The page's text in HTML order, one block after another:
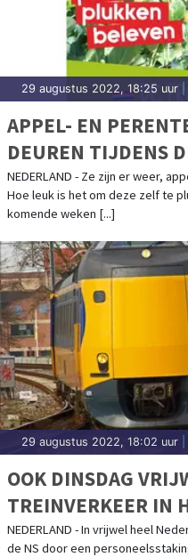
29 augustus 2022, 18:25 uur
APPEL- EN
DEUREN TIJDENS
HARDFRUITDAGEN
NEDERLAND - Ze zijn er weer,
Hoe leuk is het om deze zelf te
komende weken [...]
29 augustus 2022, 18:02 uur
OOK DINSDAG
TREINVERKEER IN
NEDERLAND - In vrijwel heel
de NS door een